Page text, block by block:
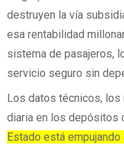
destruyen la vía
esa rentabilidad
sistema de pasajeros,
servicio seguro sin
Los datos técnicos, los
diaria en los depósitos
Estado está